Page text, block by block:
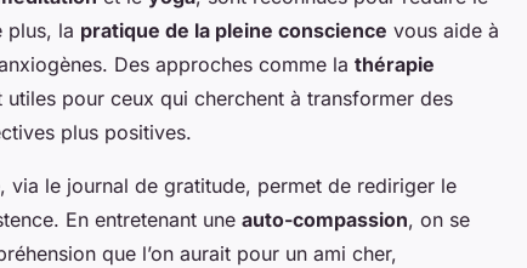
plus, la pratique de la pleine conscience vous aide à
Des approches comme la thérapie
utiles pour ceux qui cherchent à transformer des
plus positives.
via le journal de gratitude, permet de rediriger le
En entretenant une auto-compassion, on se
que l’on aurait pour un ami cher,